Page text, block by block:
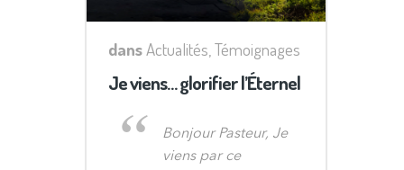
dansActualités,Témoignages
Je viens… glorifier l’Éternel
Bonjour Pasteur, Je
viens par ce